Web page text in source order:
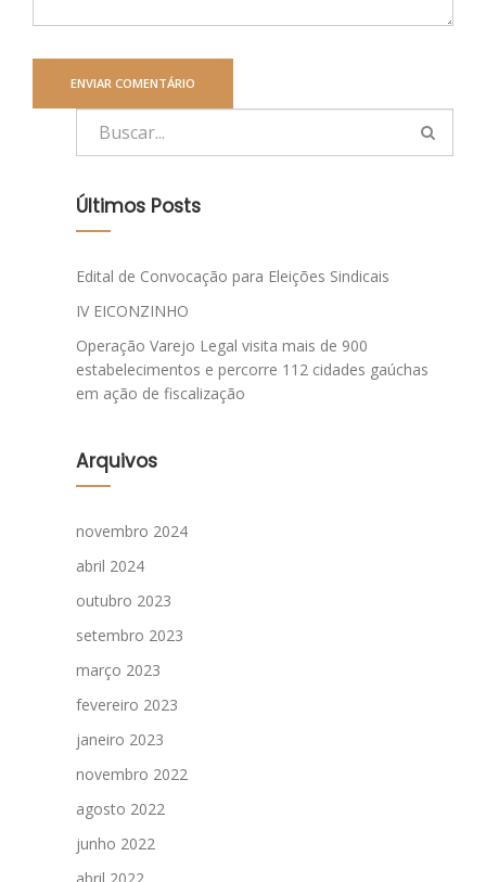
Últimos Posts
Edital de Convocação para Eleições Sindicais
IV EICONZINHO
Operação Varejo Legal visita mais de 900
estabelecimentos e percorre 112 cidades gaúchas
em ação de fiscalização
Arquivos
novembro 2024
abril 2024
outubro 2023
setembro 2023
março 2023
fevereiro 2023
janeiro 2023
novembro 2022
agosto 2022
junho 2022